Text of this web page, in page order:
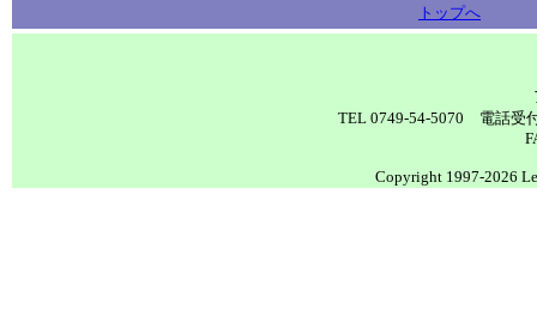
トップへ
TEL 0749-54-5070 電話受
Copyright 1997-2026